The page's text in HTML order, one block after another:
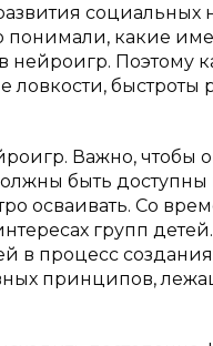
социальных
понимали, какие
нейроигр. Поэтому
ловкости,
Важно, чтобы
быть доступны
осваивать. Со
групп
в процесс создания
принципов,